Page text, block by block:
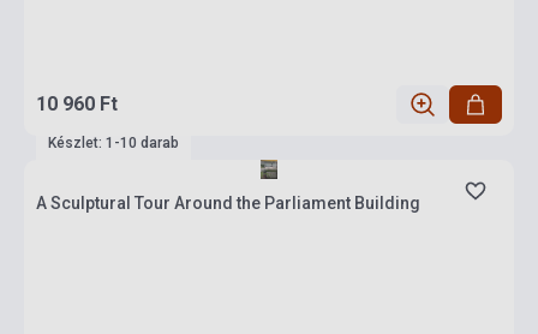
10 960 Ft
Készlet: 1-10 darab
A Sculptural Tour Around the Parliament Building